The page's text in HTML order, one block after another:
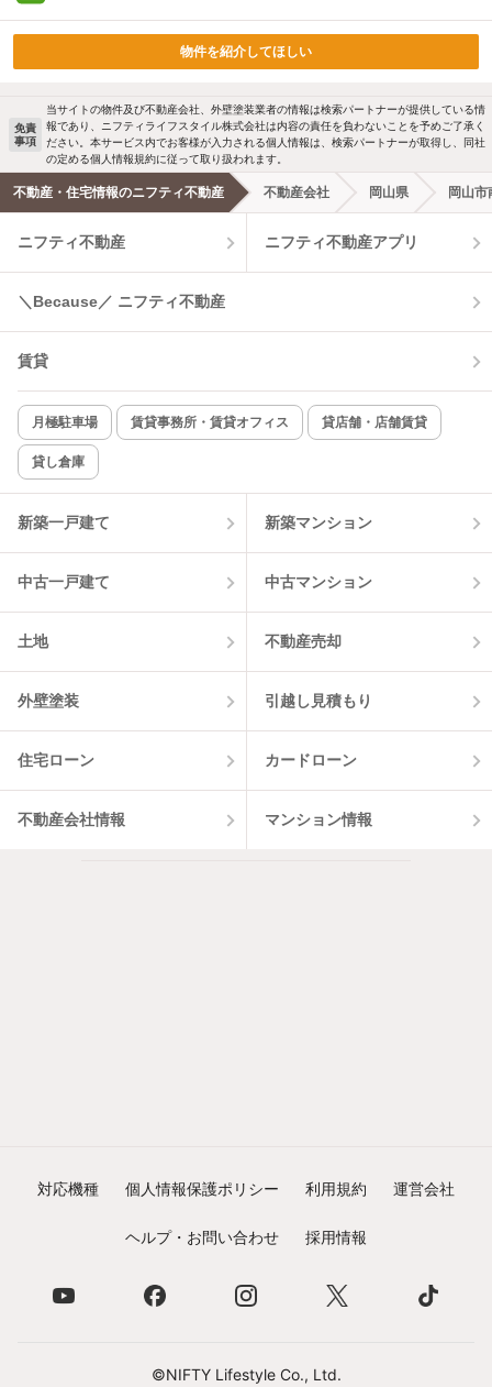
物件を紹介してほしい
免責
事項
当サイトの物件及び不動産会社、外壁塗装業者の情報は検索パートナーが提供している情
報であり、ニフティライフスタイル株式会社は内容の責任を負わないことを予めご了承く
ださい。本サービス内でお客様が入力される個人情報は、検索パートナーが取得し、同社
の定める個人情報規約に従って取り扱われます。
不動産・住宅情報のニフティ不動産 不動産会社 岡山県 岡山市
ニフティ不動産 ニフティ不動産アプリ
＼Because／ ニフティ不動産
賃貸
月極駐車場 賃貸事務所・賃貸オフィス 貸店舗・店舗賃貸
貸し倉庫
新築一戸建て 新築マンション
中古一戸建て 中古マンション
土地 不動産売却
外壁塗装 引越し見積もり
住宅ローン カードローン
不動産会社情報 マンション情報
対応機種 個人情報保護ポリシー 利用規約 運営会社
ヘルプ・お問い合わせ 採用情報
©NIFTY Lifestyle Co., Ltd.